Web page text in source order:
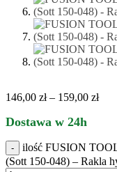
146,00 zł – 159,00 zł
Dostawa w 24h
ilość FUSION
(Sott 150-048) – Rakla